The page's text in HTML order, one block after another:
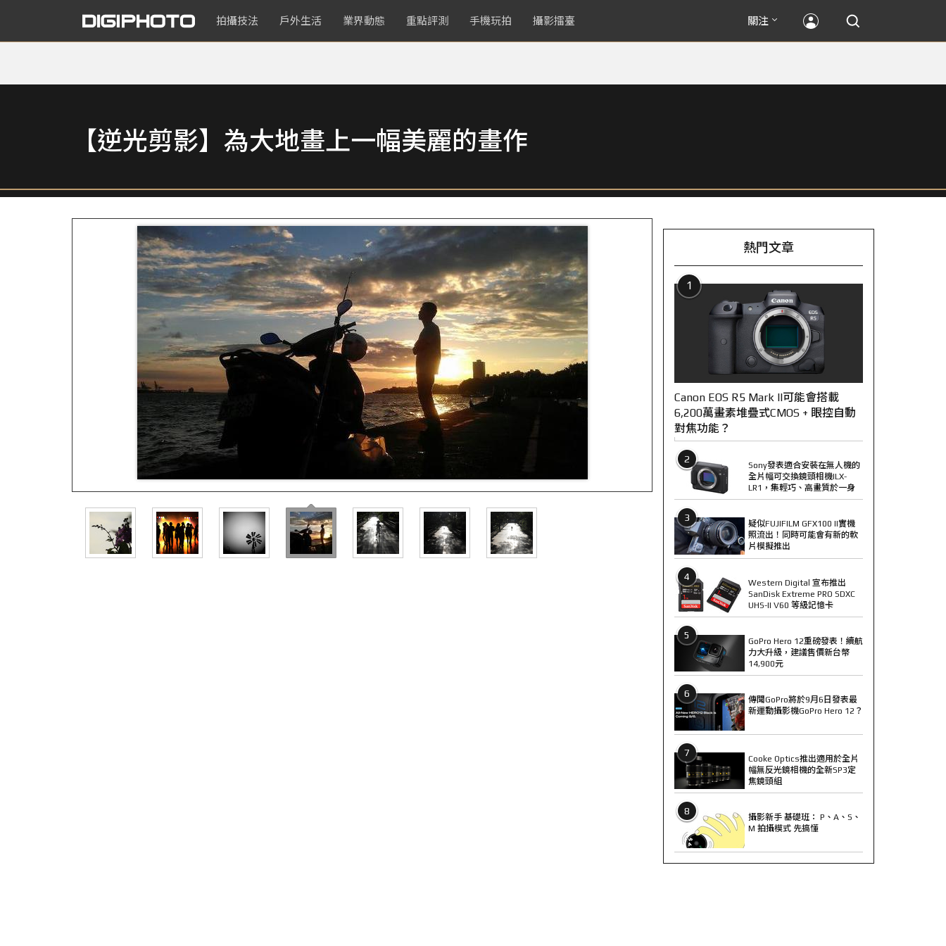
拍攝技法 戶外生活 業界動態 重點評測 手機玩拍 攝影擂臺 關注
【逆光剪影】為大地畫上一幅美麗的畫作
熱門文章
1
Canon EOS R5 Mark II可能會搭載
6,200萬畫素堆疊式CMOS + 眼控自動
對焦功能？
2
Sony發表適合安裝在無人機的
全片幅可交換鏡頭相機ILX-
LR1，集輕巧、高畫質於一身
3
疑似FUJIFILM GFX100 II實機
照流出！同時可能會有新的軟
片模擬推出
4
Western Digital 宣布推出
SanDisk Extreme PRO SDXC
UHS-II V60 等級記憶卡
5
GoPro Hero 12重磅發表！續航
力大升級，建議售價新台幣
14,900元
6
傳聞GoPro將於9月6日發表最
新運動攝影機GoPro Hero 12？
7
Cooke Optics推出適用於全片
幅無反光鏡相機的全新SP3定
焦鏡頭組
8
攝影新手 基礎班： P、A、S、
M 拍攝模式 先搞懂